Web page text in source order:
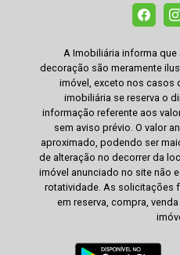
A Imobiliária informa
decoração são meramente
imóvel, exceto nos casos
imobiliária se reserva o
informação referente aos
sem aviso prévio. O valor
aproximado, podendo ser
de alteração no decorrer da
imóvel anunciado no site não
rotatividade. As solicitações
em reserva, compra,